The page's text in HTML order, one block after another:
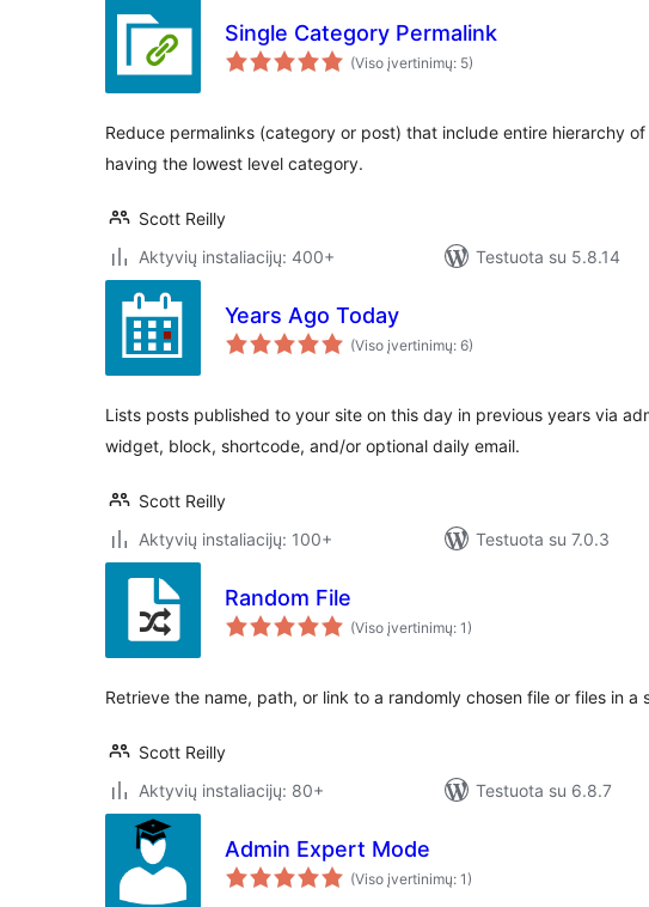
Single Category Permalink
(Viso įvertinimų: 5)
Reduce permalinks (category or post) that include entire hierarchy
having the lowest level category.
Scott Reilly
Aktyvių instaliacijų: 400+
Testuota su 5.8.14
Years Ago Today
(Viso įvertinimų: 6)
Lists posts published to your site on this day in previous years via
widget, block, shortcode, and/or optional daily email.
Scott Reilly
Aktyvių instaliacijų: 100+
Testuota su 7.0.3
Random File
(Viso įvertinimų: 1)
Retrieve the name, path, or link to a randomly chosen file or files in a
Scott Reilly
Aktyvių instaliacijų: 80+
Testuota su 6.8.7
Admin Expert Mode
(Viso įvertinimų: 1)